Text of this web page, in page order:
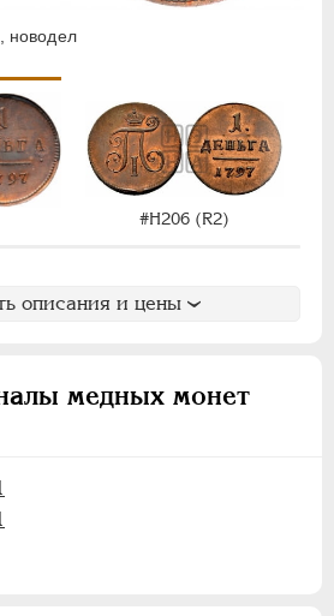
новодел
#Н206 (R2)
описания и цены
медных монет